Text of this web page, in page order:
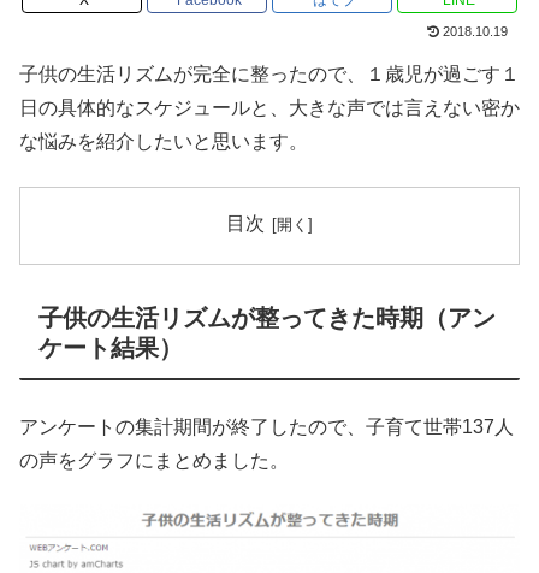
2018.10.19
子供の生活リズムが完全に整ったので、１歳児が過ごす１
日の具体的なスケジュールと、大きな声では言えない密か
な悩みを紹介したいと思います。
目次
子供の生活リズムが整ってきた時期（アン
ケート結果）
アンケートの集計期間が終了したので、子育て世帯137人
の声をグラフにまとめました。